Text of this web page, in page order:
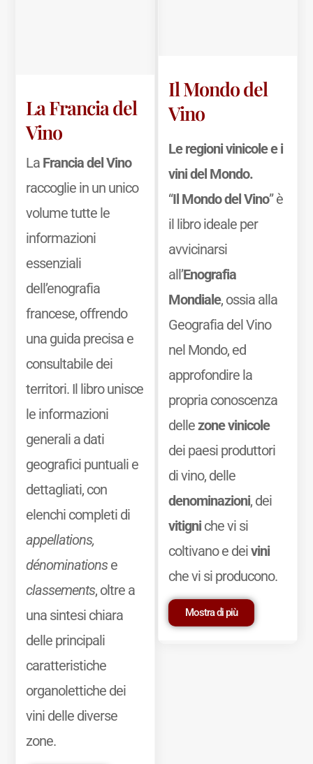
La Francia del
Vino
La Francia del Vino
raccoglie in un unico
volume tutte le
informazioni
essenziali
dell’enografia
francese, offrendo
una guida precisa e
consultabile dei
territori. Il libro unisce
le informazioni
generali a dati
geografici puntuali e
dettagliati, con
elenchi completi di
appellations,
dénominationse
classements, oltre a
una sintesi chiara
delle principali
caratteristiche
organolettiche dei
vini delle diverse
zone.
Il Mondo del
Vino
Le regioni vinicole e i
vini del Mondo.
“Il Mondo del Vino” è
il libro ideale per
avvicinarsi
all’Enografia
Mondiale, ossia alla
Geografia del Vino
nel Mondo, ed
approfondire la
propria conoscenza
dellezone vinicole
dei paesi produttori
di vino, delle
denominazioni, dei
vitigniche vi si
coltivano e deivini
che vi si producono.
Mostra di più